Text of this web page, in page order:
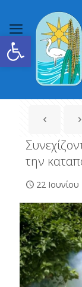
Ανοίξτε τη γραμμή
την
22 Ιουνίου